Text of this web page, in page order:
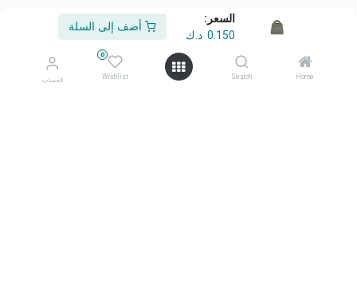
السعر:
0.150 د.ك
أضف إلى السلة
Home
Search
0
Wishlist الحساب
من نحن
أهلًا وسهلًا بكم في شركة معرض أفكاري